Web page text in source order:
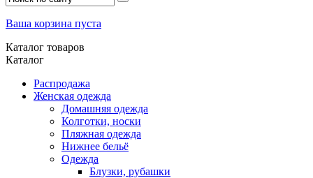
Ваша корзина пуста
Каталог товаров
Каталог
Распродажа
Женская одежда
Домашняя одежда
Колготки, носки
Пляжная одежда
Нижнее бельё
Одежда
Блузки, рубашки